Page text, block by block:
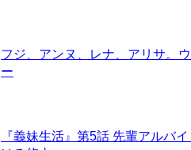
フジ、アンヌ、レナ、アリサ。
ー
『義妹生活』第5話 先輩アルバ